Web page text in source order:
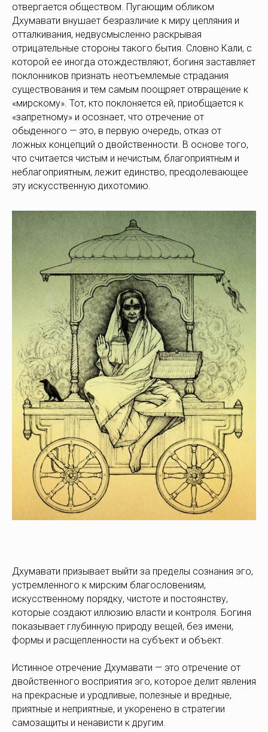
отвергается обществом. Пугающим обликом
Дхумавати внушает безразличие к миру цепляния и
отталкивания, недвусмысленно раскрывая
отрицательные стороны такого бытия. Словно Кали, с
которой ее иногда отождествляют, богиня заставляет
поклонников признать неотъемлемые страдания
существования и тем самым поощряет отвращение к
«мирскому». Тот, кто поклоняется ей, приобщается к
«запретному» и осознает, что отречение от
обыденного — это, в первую очередь, отказ от
ложных концепций о двойственности. В основе того,
что считается чистым и нечистым, благоприятным и
неблагоприятным, лежит единство, преодолевающее
эту искусственную дихотомию.
Дхумавати призывает выйти за пределы сознания эго,
устремленного к мирским благословениям,
искусственному порядку, чистоте и постоянству,
которые создают иллюзию власти и контроля. Богиня
показывает глубинную природу вещей, без имени,
формы и расщепленности на субъект и объект.
Истинное отречение Дхумавати — это отречение от
двойственного восприятия эго, которое делит явления
на прекрасные и уродливые, полезные и вредные,
приятные и неприятные, и укоренено в стратегии
самозащиты и ненависти к другим.